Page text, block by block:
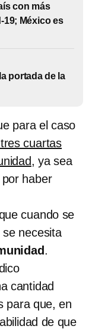
con más
19; México es
portada de la
para el caso
cuartas
, ya sea
haber
cuando se
necesita
.
cantidad
para que, en
de que